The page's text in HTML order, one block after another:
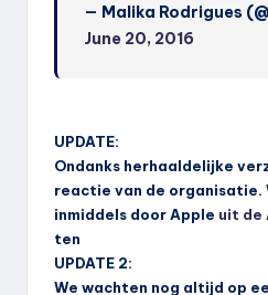
— Malika Rodrigues
June 20, 2016
UPDATE:
Ondanks herhaaldelijke
reactie van de organisatie.
inmiddels door Apple uit de
ten
UPDATE 2:
We wachten nog altijd op